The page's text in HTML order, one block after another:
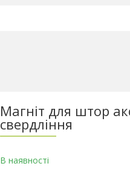
Магніт для штор
свердління
В наявності